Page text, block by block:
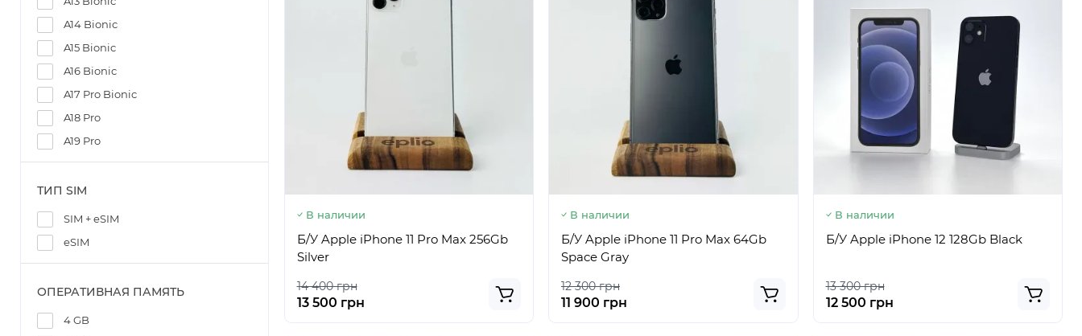
A14 Bionic
A15 Bionic
A16 Bionic
A17 Pro Bionic
A18 Pro
A19 Pro
ТИП SIM
SIM + eSIM
eSIM
ОПЕРАТИВНАЯ ПАМЯТЬ
4 GB
В наличии
Б/У Apple iPhone 11 Pro Max 256Gb
Silver
14 400 грн
13 500 грн
В наличии
Б/У Apple iPhone 11 Pro Max 64Gb
Space Gray
12 300 грн
11 900 грн
В наличии
Б/У Apple iPhone 12 128Gb Black
13 300 грн
12 500 грн